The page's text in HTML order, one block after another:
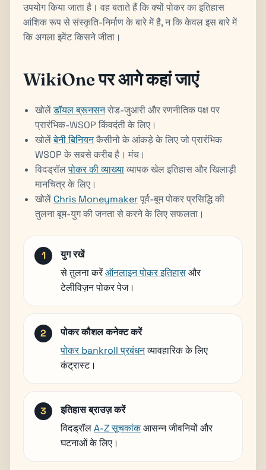
उपयोग किया जाता है। वह बताते हैं कि क्यों पोकर का इतिहास
आंशिक रूप से संस्कृति-निर्माण के बारे में है, न कि केवल इस बारे में
कि अगला इवेंट किसने जीता।
WikiOne पर आगे कहां जाएं
खोलेंडॉयल ब्रूनसनरोड-जुआरी और रणनीतिक पक्ष पर
प्रारंभिक-WSOP किंवदंती के लिए।
खोलेंबेनी बिनियनकैसीनो के आंकड़े के लिए जो प्रारंभिक
WSOP के सबसे करीब है। मंच।
विदड्रॉलपोकर की व्याख्याव्यापक खेल इतिहास और खिलाड़ी
मानचित्र के लिए।
खोलें Chris Moneymakerपूर्व-बूम पोकर प्रसिद्धि की
तुलना बूम-युग की जनता से करने के लिए सफलता।
युग रखें
से तुलना करेंऑनलाइन पोकर इतिहासऔर
टेलीविज़न पोकर पेज।
पोकर कौशल कनेक्ट करें
पोकर bankroll प्रबंधनव्यावहारिक के लिए
कंट्रास्ट।
इतिहास ब्राउज़ करें
विदड्रॉलA-Z सूचकांकआसन्न जीवनियों और
घटनाओं के लिए।